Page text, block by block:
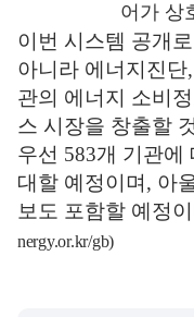
어가 상
이번 시스템 공개
아니라 에너지진단
관의 에너지 소비
스 시장을 창출할
우선 583개 기관에
대할 예정이며 , 아
보도 포함할 예정
nergy.or.kr/gb)